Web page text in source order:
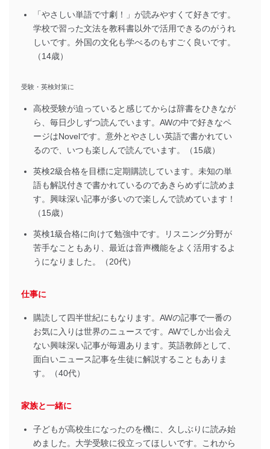
「やさしい単語で寸劇！」が読みやすくて好きです。
学校で習った文法を教科書以外で活用できるのがうれ
しいです。外国の文化も学べるのもすごく良いです。
（14歳）
受験・英検対策に
高校受験が迫っていると感じてからは辞書をひきなが
ら、毎日少しずつ読んでいます。AWの中で好きなペ
ージはNovelです。意外とやさしい英語で書かれてい
るので、いつも楽しんで読んでいます。（15歳）
英検2級合格を目標に定期購読しています。未知の単
語も解説付きで書かれているのであきらめずに読めま
す。興味深い記事が多いので楽しんで読めています！
（15歳）
英検1級合格に向けて勉強中です。リスニング分野が
苦手なこともあり、最近は音声機能をよく活用するよ
うになりました。（20代）
仕事に
購読して四半世紀にもなります。AWの記事で一番の
お気に入りは世界のニュースです。AWでしか出会え
ない興味深い記事が毎週あります。英語教師として、
面白いニュース記事を生徒に解説することもありま
す。（40代）
家族と一緒に
子どもが高校生になったのを機に、久しぶりに読み始
めました。大学受験に役立ってほしいです。これから